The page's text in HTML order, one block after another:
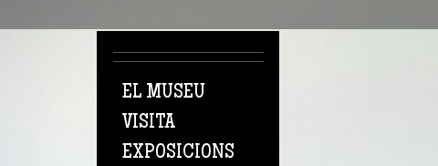
EL MUSEU
VISITA
EXPOSICIONS